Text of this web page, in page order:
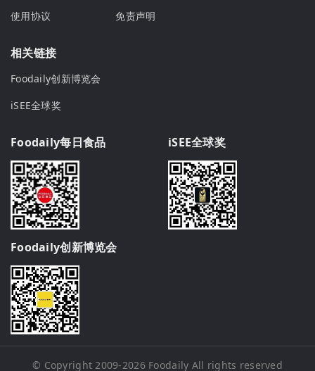
使用协议
免责声明
相关链接
Foodaily创新博览会
iSEE全球奖
Foodaily每日食品 iSEE全球奖
Foodaily创新博览会
© Copyright 2009-2026 Foodaily All rights reserved